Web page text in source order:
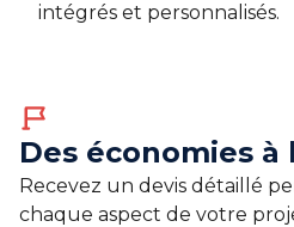
intégrés et personnalisés.
Des économies à
Recevez un devis détaillé
chaque aspect de votre